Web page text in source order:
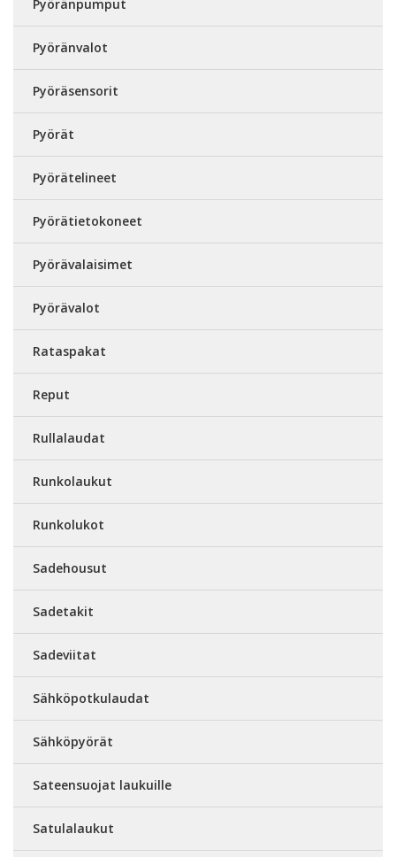
Pyöränpumput
Pyöränvalot
Pyöräsensorit
Pyörät
Pyörätelineet
Pyörätietokoneet
Pyörävalaisimet
Pyörävalot
Rataspakat
Reput
Rullalaudat
Runkolaukut
Runkolukot
Sadehousut
Sadetakit
Sadeviitat
Sähköpotkulaudat
Sähköpyörät
Sateensuojat laukuille
Satulalaukut